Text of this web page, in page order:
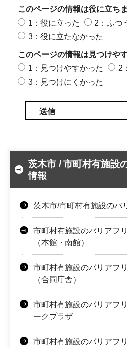
このページの情報は役に立ち
1：役に立った
2：ふつ
3：役に立たなかった
このページの情報は見つけや
1：見つけやすかった
2
3：見つけにくかった
茨木市 / 市町村有施設
情報
茨木市/市町村有施設のバ
市町村有施設のバリアフ
（本館・南館）
市町村有施設のバリアフ
（合同庁舎）
市町村有施設のバリアフ
ークプラザ
市町村有施設のバリアフ